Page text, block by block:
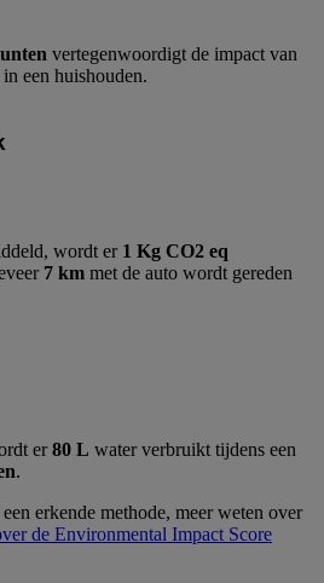
vertegenwoordigt de impact van
een huishouden.
wordt er 1 Kg CO2 eq
7 km met de auto wordt gereden
er80 L water verbruikt tijdens een
.
erkende methode, meer weten over
de Environmental Impact Score